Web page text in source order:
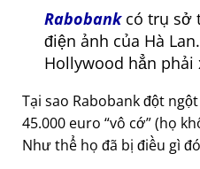
Rabobankcó trụ sở
điện ảnh của Hà
Hollywood hẳn phải
Tại sao Rabobank đột
45.000 euro vô cớ (họ
Như thể họ đã bị điều gì